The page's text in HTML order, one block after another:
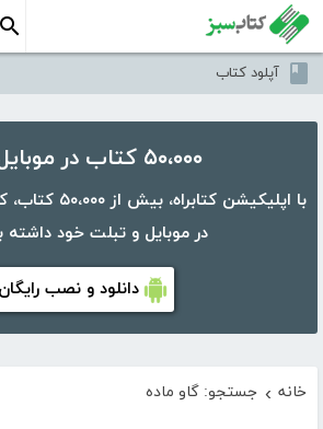
آپلود کتاب
۵۰،۰۰۰ کتاب در موبایل شما
با اپلیکیشن
در موبایل و تبلت خود داشته
دانلود و نصب رایگان
خانه › جستجو: گاو ماده